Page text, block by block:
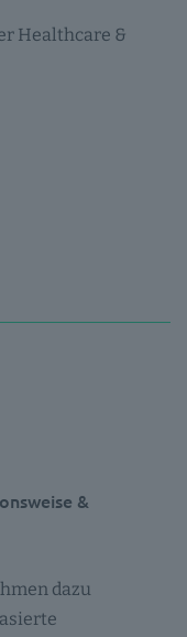
Healthcare &
&
dazu